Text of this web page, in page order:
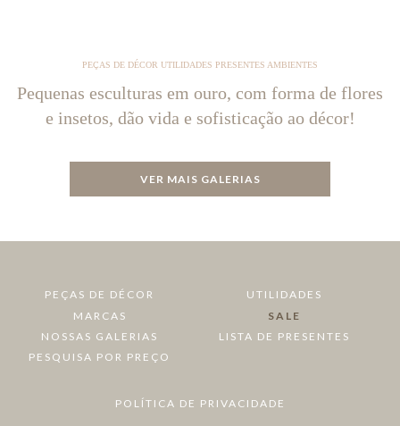
PEÇAS DE DÉCOR UTILIDADES PRESENTES AMBIENTES
Pequenas esculturas em ouro, com forma de flores
e insetos, dão vida e sofisticação ao décor!
VER MAIS GALERIAS
PEÇAS DE DÉCOR
UTILIDADES
MARCAS
SALE
NOSSAS GALERIAS
LISTA DE PRESENTES
PESQUISA POR PREÇO
POLÍTICA DE PRIVACIDADE